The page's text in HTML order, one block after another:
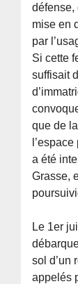
défense,
mise en
par
Si cette
suffisait
que de
a été
Grasse,
Le 1er
sol d’un
appelés